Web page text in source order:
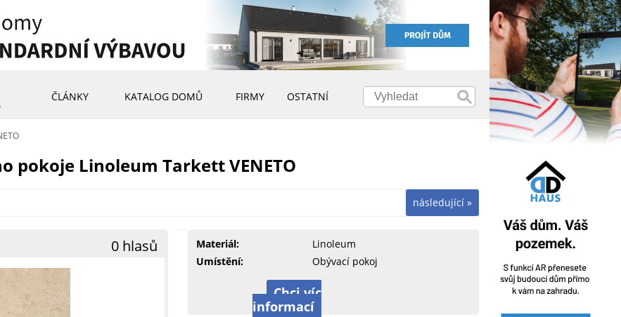
ČLÁNKY KATALOG DOMŮ FIRMY OSTATNÍ
pokoje Linoleum Tarkett VENETO
následující »
Materiál:
Linoleum
Umístění:
Obývací pokoj
Chci víc
informací
0 hlasů